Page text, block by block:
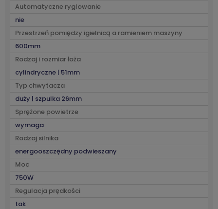
Automatyczne ryglowanie
nie
Przestrzeń pomiędzy igielnicą a ramieniem maszyny
600mm
Rodzaj i rozmiar łoża
cylindryczne | 51mm
Typ chwytacza
duży | szpulka 26mm
Sprężone powietrze
wymaga
Rodzaj silnika
energooszczędny podwieszany
Moc
750W
Regulacja prędkości
tak